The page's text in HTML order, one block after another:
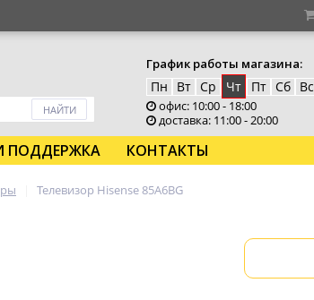
График работы магазина:
Пн Вт Ср Чт Пт Сб Вс
офис: 10:00 - 18:00
доставка: 11:00 - 20:00
ПОДДЕРЖКА КОНТАКТЫ
Телевизор Hisense 85A6BG